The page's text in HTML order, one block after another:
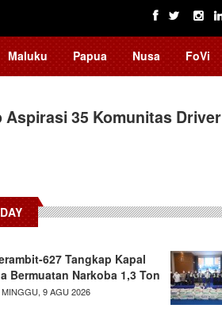
Maluku Papua Nusa FoVi
35 Komunitas Driver
627 Tangkap Kapal
Bermuatan Narkoba 1,3 Ton
9 AGU 2026